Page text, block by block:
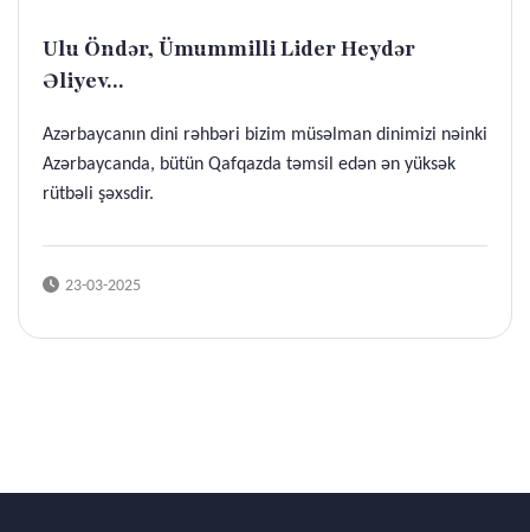
Ulu Öndər, Ümummilli Lider Heydər
Əliyev...
Azərbaycanın dini rəhbəri bizim müsəlman dinimizi nəinki
Azərbaycanda, bütün Qafqazda təmsil edən ən yüksək
rütbəli şəxsdir.
23-03-2025